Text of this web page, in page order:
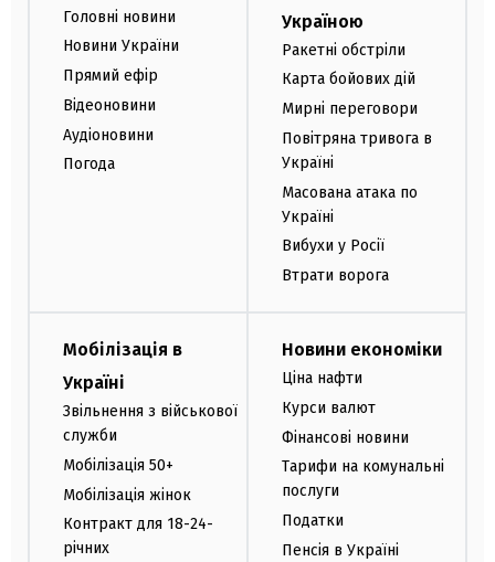
Головні новини
Новини України
Прямий ефір
Відеоновини
Аудіоновини
Погода
Україною
Ракетні обстріли
Карта бойових дій
Мирні переговори
Повітряна тривога в
Україні
Масована атака по
Україні
Вибухи у Росії
Втрати ворога
Мобілізація в
Україні
Звільнення з військової
служби
Мобілізація 50+
Мобілізація жінок
Контракт для 18-24-
річних
Новини економіки
Ціна нафти
Курси валют
Фінансові новини
Тарифи на комунальні
послуги
Податки
Пенсія в Україні